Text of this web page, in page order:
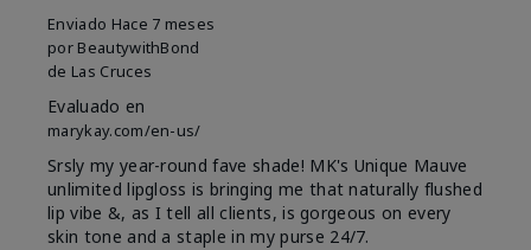
Enviado Hace 7 meses
por BeautywithBond
de Las Cruces
Evaluado en
marykay.com/en-us/
Srsly my year-round fave shade! MK's Unique Mauve
unlimited lipgloss is bringing me that naturally flushed
lip vibe &, as I tell all clients, is gorgeous on every
skin tone and a staple in my purse 24/7.